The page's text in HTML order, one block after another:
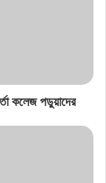
কলেজ পড়ুয়াদের